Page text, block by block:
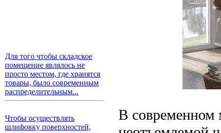
Для того чтобы складское
помещение являлось не
просто местом, где хранятся
товары, было современным
распределительным...
Чтобы осуществлять
шлифовку поверхностей,
В современном